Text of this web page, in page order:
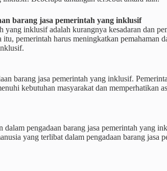
barang jasa pemerintah yang inklusif
yang inklusif adalah kurangnya kesadaran dan
pemerintah harus meningkatkan pemahaman
barang jasa pemerintah yang inklusif.
kebutuhan masyarakat dan memperhatikan
pengadaan barang jasa pemerintah yang
yang terlibat dalam pengadaan barang jasa